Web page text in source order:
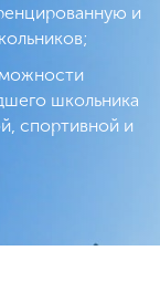
и
школьника
спортивной и